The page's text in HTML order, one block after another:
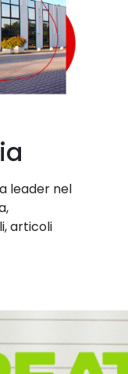
leader nel
articoli